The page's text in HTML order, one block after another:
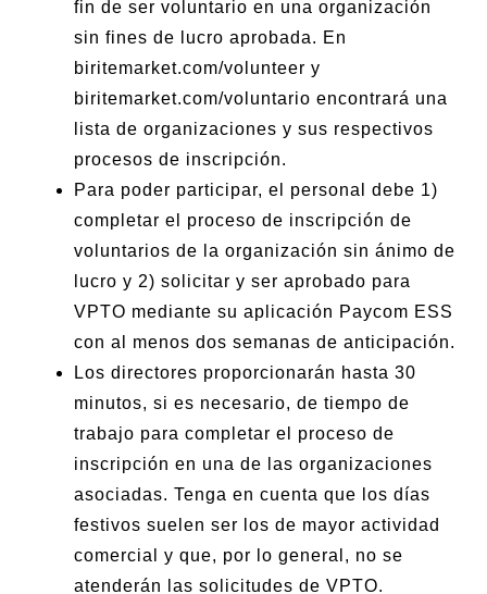
fin de ser voluntario en una organización
sin fines de lucro aprobada. En
biritemarket.com/volunteer y
biritemarket.com/voluntario encontrará una
lista de organizaciones y sus respectivos
procesos de inscripción.
Para poder participar, el personal debe 1)
completar el proceso de inscripción de
voluntarios de la organización sin ánimo de
lucro y 2) solicitar y ser aprobado para
VPTO mediante su aplicación Paycom ESS
con al menos dos semanas de anticipación.
Los directores proporcionarán hasta 30
minutos, si es necesario, de tiempo de
trabajo para completar el proceso de
inscripción en una de las organizaciones
asociadas. Tenga en cuenta que los días
festivos suelen ser los de mayor actividad
comercial y que, por lo general, no se
atenderán las solicitudes de VPTO.